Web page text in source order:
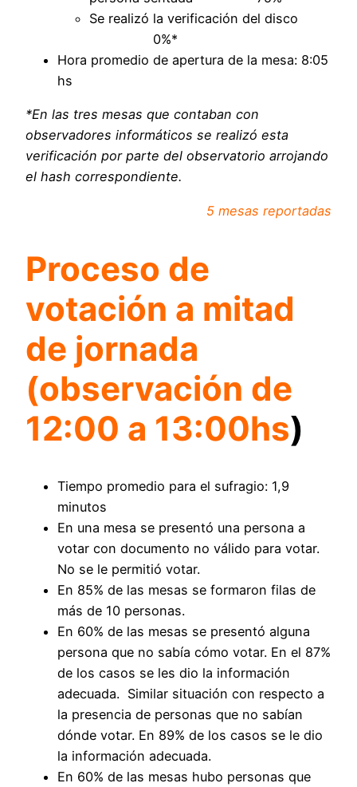
Se realizó la verificación del disco
0%*
Hora promedio de apertura de la mesa: 8:05
hs
*En las tres mesas que contaban con
observadores informáticos se realizó esta
verificación por parte del observatorio arrojando
el hash correspondiente.
5 mesas reportadas
Proceso de
votación a mitad
de jornada
(observación de
12:00 a 13:00hs)
Tiempo promedio para el sufragio: 1,9
minutos
En una mesa se presentó una persona a
votar con documento no válido para votar.
No se le permitió votar.
En 85% de las mesas se formaron filas de
más de 10 personas.
En 60% de las mesas se presentó alguna
persona que no sabía cómo votar. En el 87%
de los casos se les dio la información
adecuada. Similar situación con respecto a
la presencia de personas que no sabían
dónde votar. En 89% de los casos se le dio
la información adecuada.
En 60% de las mesas hubo personas que